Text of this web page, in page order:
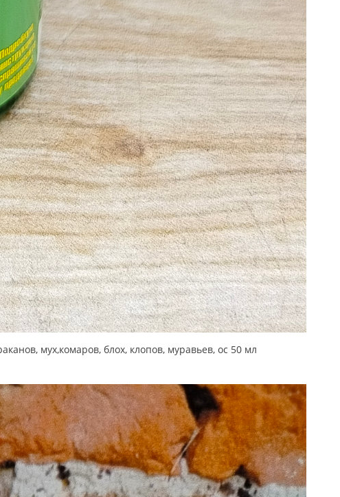
мух,комаров, блох, клопов, муравьев, ос 50 мл